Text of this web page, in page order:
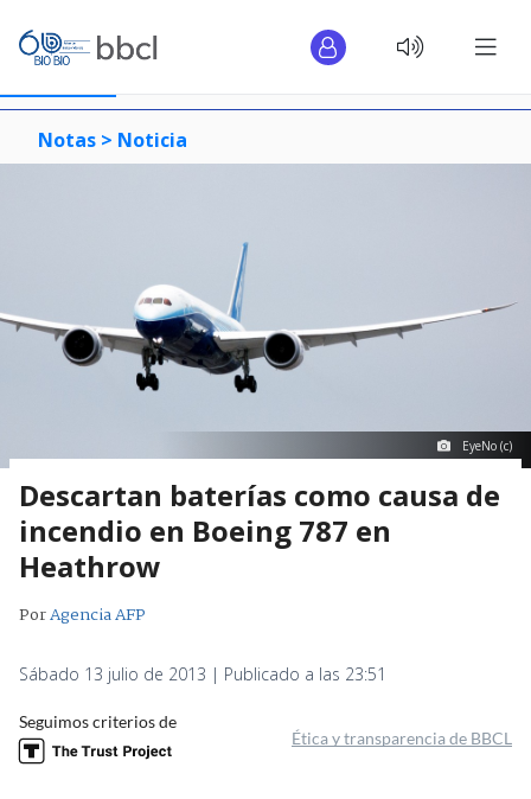
Notas > Noticia
EyeNo (c)
Descartan baterías como causa de
incendio en Boeing 787 en
Heathrow
PorAgencia AFP
Sábado 13 julio de 2013 | Publicado a las 23:51
Seguimos criterios de
Ética y transparencia de BBCL